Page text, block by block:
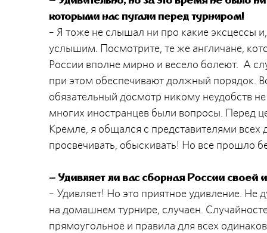
которыми нас пугали перед турниром!
– Я тоже не слышал ни про какие эксцессы
услышим. Посмотрите, те же англичане,
России вполне мирно и весело болеют. А
при этом обеспечивают должный порядок.
обязательный досмотр никому неудобств
многих иностранцев были вопросы. Перед
Кремле, я общался с представителями всех
просвечивать, обыскивать! Но все прошло
– Удивляет ли вас сборная России своей
– Удивляет! Но это приятное удивление. Не
на домашнем турнире, случаен.
прямоугольное и правила для всех